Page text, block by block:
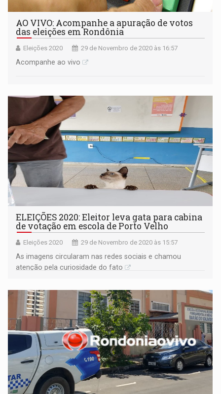
AO VIVO: Acompanhe a apuração de votos
das eleições em Rondônia
Eleições 2020 29 de Novembro de 2020 às 16:57
Acompanhe ao vivo
ELEIÇÕES 2020: Eleitor leva gata para cabina
de votação em escola de Porto Velho
Eleições 2020 29 de Novembro de 2020 às 15:57
As imagens circularam nas redes sociais e chamou
atenção pela curiosidade do fato